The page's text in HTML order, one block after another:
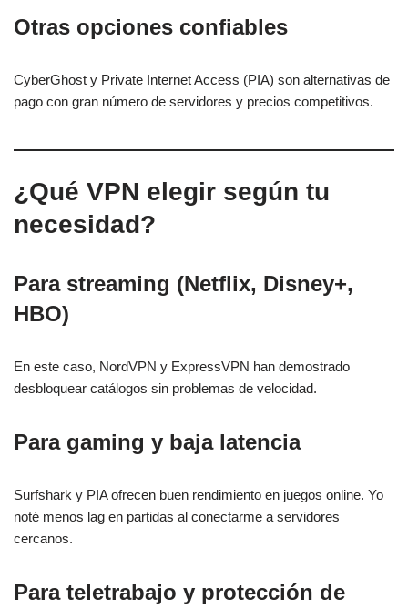
Otras opciones confiables
CyberGhost y Private Internet Access (PIA) son alternativas de
pago con gran número de servidores y precios competitivos.
¿Qué VPN elegir según tu
necesidad?
Para streaming (Netflix, Disney+,
HBO)
En este caso, NordVPN y ExpressVPN han demostrado
desbloquear catálogos sin problemas de velocidad.
Para gaming y baja latencia
Surfshark y PIA ofrecen buen rendimiento en juegos online. Yo
noté menos lag en partidas al conectarme a servidores
cercanos.
Para teletrabajo y protección de